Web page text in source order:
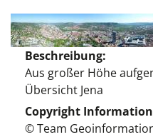
Beschreibung
Aus großer Höhe
Übersicht Jena
Copyright
© Team